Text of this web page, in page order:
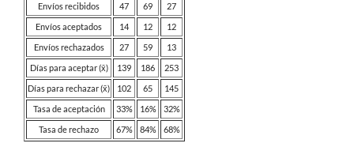
Envíos recibidos
47 69
27
Envíos aceptados
14 12
12
Envíos rechazados
27 59
13
Días para aceptar (x̄)
139 186
253
Días para rechazar (x̄)
102 65
145
Tasa de aceptación
33% 16%
32%
Tasa de rechazo
67% 84% 68%